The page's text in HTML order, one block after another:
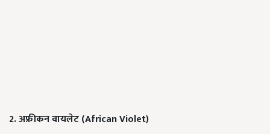
2. अफ्रीकन वायलेट (African Violet)